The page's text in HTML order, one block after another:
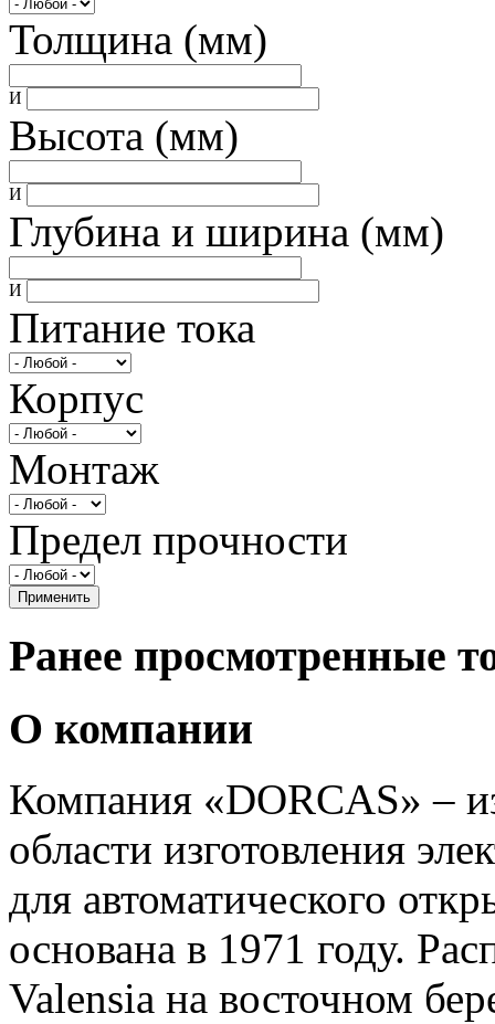
Толщина (мм)
И
Высота (мм)
И
Глубина и ширина (мм)
И
Питание тока
Корпус
Монтаж
Предел прочности
Ранее просмотренные
О компании
Компания «DORCAS» –
области изготовления
для автоматического
основана в 1971 году.
Valensia на восточном